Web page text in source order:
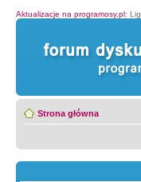
Aktualizacje na programosy.pl:
Strona główna